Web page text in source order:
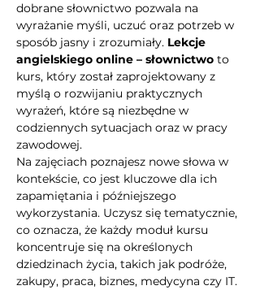
dobrane słownictwo pozwala na
wyrażanie myśli, uczuć oraz potrzeb w
sposób jasny i zrozumiały. Lekcje
angielskiego online – słownictwo to
kurs, który został zaprojektowany z
myślą o rozwijaniu praktycznych
wyrażeń, które są niezbędne w
codziennych sytuacjach oraz w pracy
zawodowej.
Na zajęciach poznajesz nowe słowa w
kontekście, co jest kluczowe dla ich
zapamiętania i późniejszego
wykorzystania. Uczysz się tematycznie,
co oznacza, że każdy moduł kursu
koncentruje się na określonych
dziedzinach życia, takich jak podróże,
zakupy, praca, biznes, medycyna czy IT.